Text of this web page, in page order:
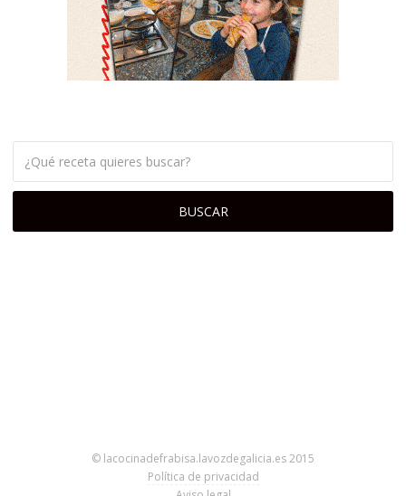
© lacocinadefrabisa.lavozdegalicia.es 2015
Política de privacidad